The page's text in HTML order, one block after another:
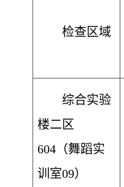
检查区域
综合实验
楼二区
604（舞蹈实
训室09）